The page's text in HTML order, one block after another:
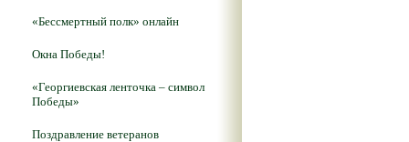
«Бессмертный полк» онлайн
Окна Победы!
«Георгиевская ленточка – символ
Победы»
Поздравление ветеранов